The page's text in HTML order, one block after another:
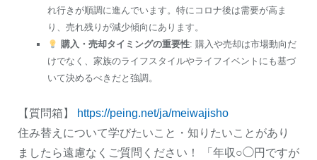
れ行きが順調に進んでいます。特にコロナ後は需要が高ま
り、売れ残りが減少傾向にあります。
購入・売却タイミングの重要性: 購入や売却は市場動向だ
けでなく、家族のライフスタイルやライフイベントにも基づ
いて決めるべきだと強調。
【質問箱】
https://peing.net/ja/meiwajisho
住み替えについて学びたいこと・知りたいことがあり
ましたら遠慮なくご質問ください！ 「年収○◯円ですが